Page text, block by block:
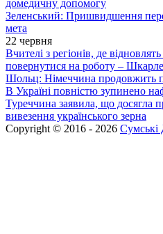
домедичну допомогу
Зеленський: Пришвидшення
мета
22 червня
Вчителі з регіонів, де
повернутися на роботу –
Шольц: Німеччина продовжить
В Україні повністю зупинено
Туреччина заявила, що досягла
вивезення українського зерна
Copyright © 2016 - 2026 Сумські